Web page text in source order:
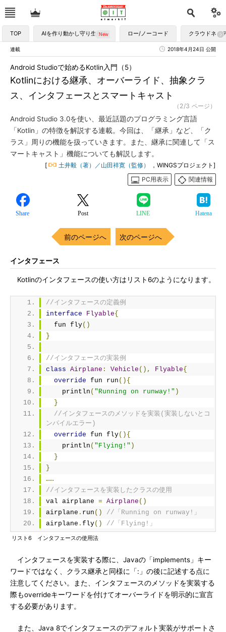
TOP AIを作り動かし守り生かす ロー/ノーコード クラウドネイ
連載 2018年4月24日 公開
Kotlinにおける継承、オーバーライド、抽象クラ
ス、インタフェースとスマートキャスト
Android Studioで始めるKotlin入門（5）
（2/3 ページ）
Android Studio 3.0を使い、最近話題のプログラミング言語
「Kotlin」の特徴を解説する連載。今回は、「継承」など、「ク
ラス」周りの機能を扱っていきます。また、継承に関連して「ス
マートキャスト」機能についても解説します。
[ 土井毅（著）／山田祥寛（監修）
，WINGSプロジェクト]
PC用表示
関連情報
Share Post LINE Hatena
前のページへ 次のページへ
インタフェース
Kotlinのインタフェースの使い方はリスト6のようになります。
//インタフェースの定義例
interface
Flyable{
  fun fly
()
}
//インタフェースの実装例
class Airplane : Vehicle (), Flyable{
override fun run (){
    println
( "Running on runway!" )
}
//インタフェースのメソッドを実装(実装しないとコ
ンパイルエラー)
override fun fly(){
    println
( "Flying!" )
}
}
……
//インタフェースを実装したクラスの使用
val airplane = Airplane ()
airplane . run ()
//「Running on runway!」
airplane . fly() //「Flying!」
リスト6 インタフェースの使用法
インタフェースを実装する際に、Javaの「implements」キー
ワードではなく、クラス継承と同様に「:」の後に記述する点に
注意してください。また、インタフェースのメソッドを実装する
際もoverrideキーワードを付けてオーバーライドを明示的に宣言
する必要があります。
また、Java 8でインタフェースのデフォルト実装がサポートさ